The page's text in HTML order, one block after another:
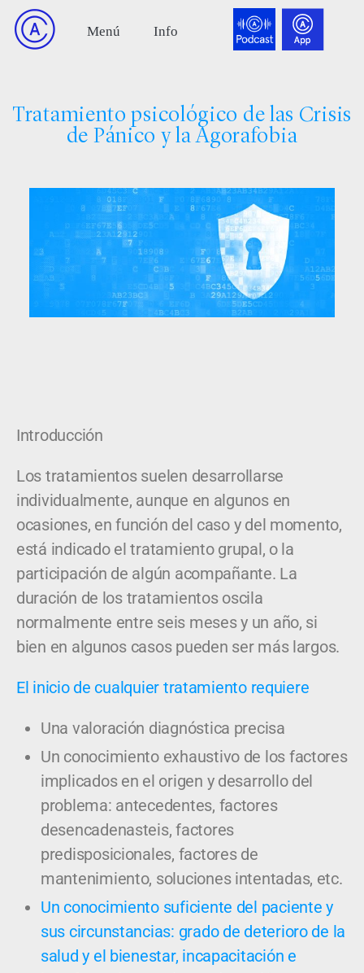
Tratamiento psicológico de las Crisis
de Pánico y la Agorafobia
Introducción
Los tratamientos suelen desarrollarse
individualmente, aunque en algunos en
ocasiones, en función del caso y del momento,
está indicado el tratamiento grupal, o la
participación de algún acompañante. La
duración de los tratamientos oscila
normalmente entre seis meses y un año, si
bien en algunos casos pueden ser más largos.
El inicio de cualquier tratamiento requiere
Una valoración diagnóstica precisa
Un conocimiento exhaustivo de los factores
implicados en el origen y desarrollo del
problema: antecedentes, factores
desencadenasteis, factores
predisposicionales, factores de
mantenimiento, soluciones intentadas, etc.
Un conocimiento suficiente del paciente y
sus circunstancias: grado de deterioro de la
salud y el bienestar, incapacitación e